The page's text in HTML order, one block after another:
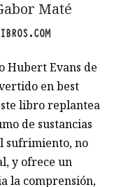
Maté
Hubert Evans de
en best
libro replantea
de sustancias
sufrimiento, no
y ofrece un
la comprensión,